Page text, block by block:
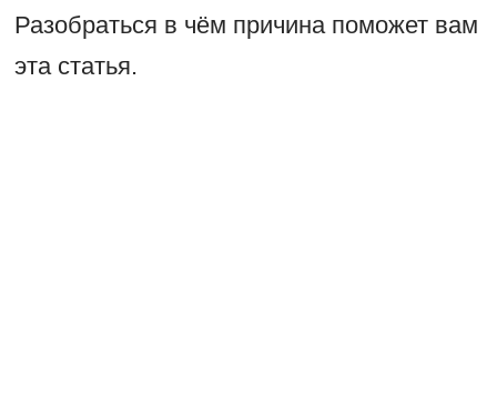
Разобраться в чём причина поможет вам
эта статья.